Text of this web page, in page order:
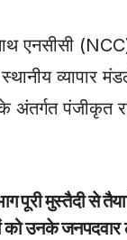
एनसीसी
व्यापार मंडलों
अंतर्गत
पूरी मुस्तैदी से
उनके